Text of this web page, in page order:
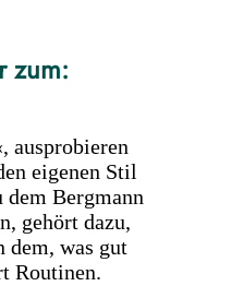
zum:
ausprobieren
eigenen Stil
dem Bergmann
gehört dazu,
dem, was gut
Routinen.